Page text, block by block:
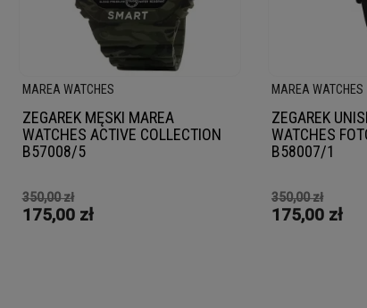
MAREA WATCHES
ZEGAREK MĘSKI MAREA
WATCHES ACTIVE COLLECTION
B57008/5
350,00 zł
175,00 zł
MAREA WATCHES
ZEGAREK
WATCHES
B58007/1
350,00 zł
175,00 zł